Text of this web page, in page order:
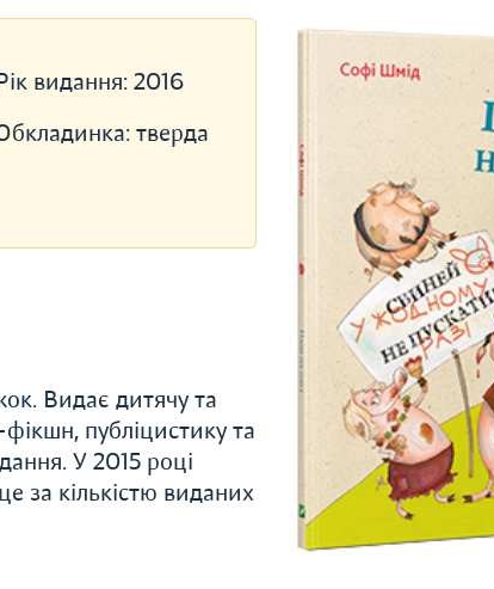
видання: 2016
тверда
Видає дитячу та
фікшн, публіцистику та
У 2015 році
за кількістю виданих